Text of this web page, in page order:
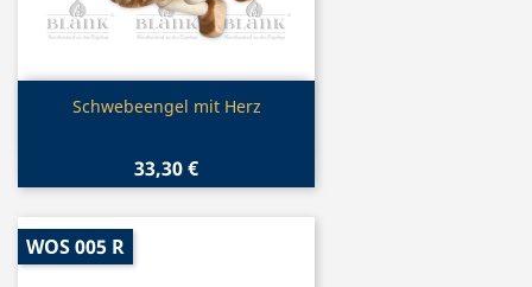
Vorschau
Schwebeengel mit Herz
33,30 €
WOS 005 R